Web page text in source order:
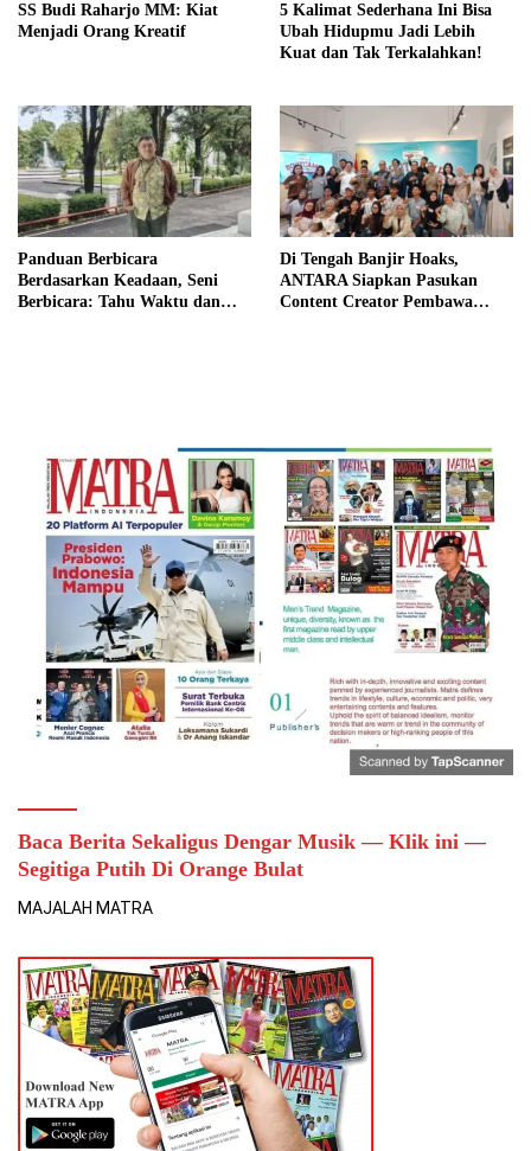
SS Budi Raharjo MM: Kiat
Menjadi Orang Kreatif
5 Kalimat Sederhana Ini Bisa
Ubah Hidupmu Jadi Lebih
Kuat dan Tak Terkalahkan!
Panduan Berbicara
Berdasarkan Keadaan, Seni
Berbicara: Tahu Waktu dan
Di Tengah Banjir Hoaks,
ANTARA Siapkan Pasukan
Content Creator Pembawa
Baca Berita Sekaligus Dengar Musik — Klik ini —
Segitiga Putih Di Orange Bulat
MAJALAH MATRA